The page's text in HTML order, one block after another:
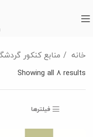
خانه منابع کنکور
Showing all 8 results
فیلترها